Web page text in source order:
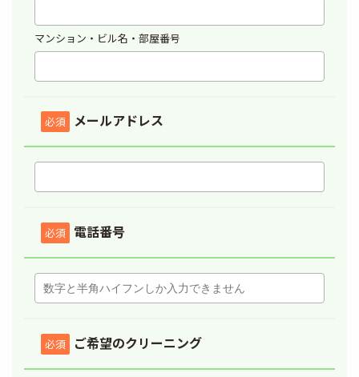
マンション・ビル名・部屋番号
必須 メールアドレス
必須 電話番号
必須 ご希望のクリーニング